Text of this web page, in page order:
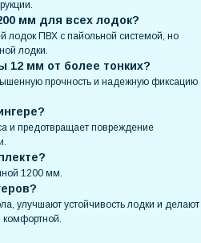
мм для всех лодок?
лодок ПВХ с пайольной системой, но
лодки.
12 мм от более тонких?
прочность и надежную фиксацию
и предотвращает повреждение
1200 мм.
улучшают устойчивость лодки и делают
комфортной.